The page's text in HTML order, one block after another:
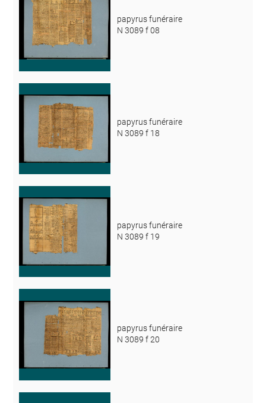
papyrus funéraire
N 3089 f 08
papyrus funéraire
N 3089 f 18
papyrus funéraire
N 3089 f 19
papyrus funéraire
N 3089 f 20